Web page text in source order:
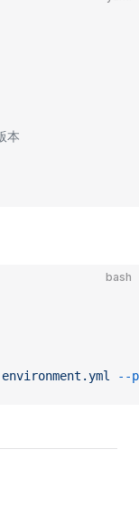
本
bash
environment.yml --